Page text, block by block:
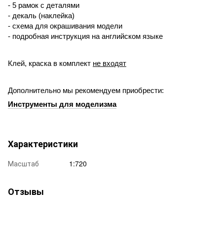
- 5 рамок с деталями
- декаль (наклейка)
- схема для окрашивания модели
- подробная инструкция на английском языке
Клей, краска в комплект не входят
Дополнительно мы рекомендуем приобрести:
Инструменты для моделизма
Характеристики
Масштаб 1:720
Отзывы